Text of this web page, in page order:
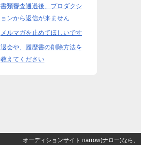
書類審査通過後、プロダクシ
ョンから返信が来ません
メルマガを止めてほしいです
退会や、履歴書の削除方法を
教えてください
オーディションサイト narrow(ナロー)なら